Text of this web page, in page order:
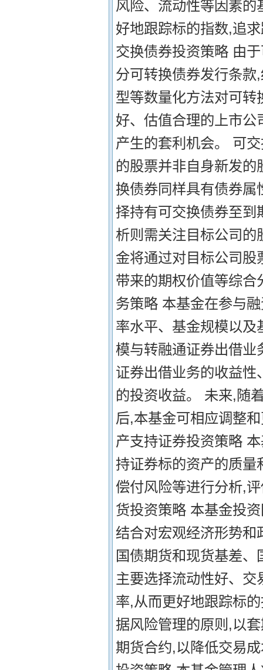
风险、流动性等因素
好地跟踪标的指数,追
交换债券投资策略 由
分可转换债券发行条
型等数量化方法对可
好、估值合理的上市
产生的套利机会。 可
的股票并非自身新发
换债券同样具有债券
择持有可交换债券至
析则需关注目标公司
金将通过对目标公司
带来的期权价值等综
务策略 本基金在参与
率水平、基金规模以
模与转融通证券出借
证券出借业务的收益
的投资收益。 未来,随
后,本基金可相应调整
产支持证券投资策略
持证券标的资产的质量
偿付风险等进行分析,
货投资策略 本基金投
结合对宏观经济形势
国债期货和现货基差
主要选择流动性好、
率,从而更好地跟踪标
据风险管理的原则,以
期货合约,以降低交易